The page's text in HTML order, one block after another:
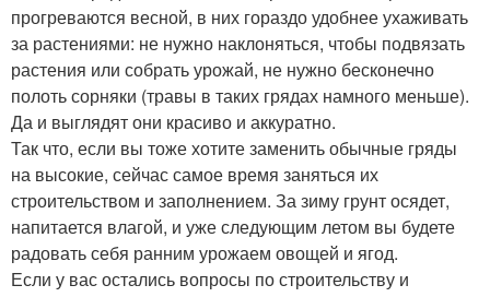
прогреваются весной, в них гораздо удобнее ухаживать
за растениями: не нужно наклоняться, чтобы подвязать
растения или собрать урожай, не нужно бесконечно
полоть сорняки (травы в таких грядах намного меньше).
Да и выглядят они красиво и аккуратно.
Так что, если вы тоже хотите заменить обычные гряды
на высокие, сейчас самое время заняться их
строительством и заполнением. За зиму грунт осядет,
напитается влагой, и уже следующим летом вы будете
радовать себя ранним урожаем овощей и ягод.
Если у вас остались вопросы по строительству и